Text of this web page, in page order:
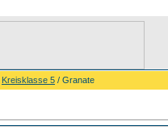
Kreisklasse 5 / Granate